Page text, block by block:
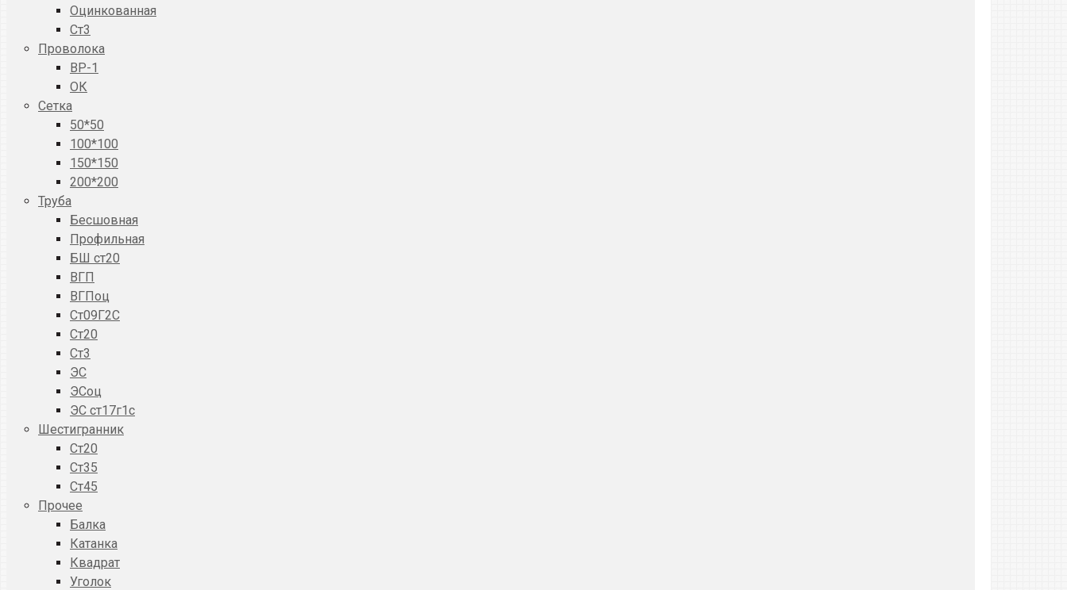
Оцинкованная
Ст3
Проволока
ВР-1
ОК
Сетка
50*50
100*100
150*150
200*200
Труба
Бесшовная
Профильная
БШ ст20
ВГП
ВГПоц
Ст09Г2С
Ст20
Ст3
ЭС
ЭСоц
ЭС ст17г1с
Шестигранник
Ст20
Ст35
Ст45
Прочее
Балка
Катанка
Квадрат
Уголок